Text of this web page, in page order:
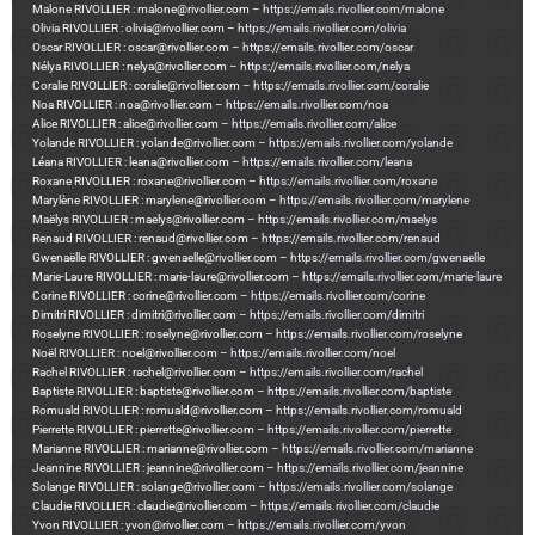
Malone RIVOLLIER : malone@rivollier.com – https://emails.rivollier.com/malone
Olivia RIVOLLIER : olivia@rivollier.com – https://emails.rivollier.com/olivia
Oscar RIVOLLIER : oscar@rivollier.com – https://emails.rivollier.com/oscar
Nélya RIVOLLIER : nelya@rivollier.com – https://emails.rivollier.com/nelya
Coralie RIVOLLIER : coralie@rivollier.com – https://emails.rivollier.com/coralie
Noa RIVOLLIER : noa@rivollier.com – https://emails.rivollier.com/noa
Alice RIVOLLIER : alice@rivollier.com – https://emails.rivollier.com/alice
Yolande RIVOLLIER : yolande@rivollier.com – https://emails.rivollier.com/yolande
Léana RIVOLLIER : leana@rivollier.com – https://emails.rivollier.com/leana
Roxane RIVOLLIER : roxane@rivollier.com – https://emails.rivollier.com/roxane
Marylène RIVOLLIER : marylene@rivollier.com – https://emails.rivollier.com/marylene
Maëlys RIVOLLIER : maelys@rivollier.com – https://emails.rivollier.com/maelys
Renaud RIVOLLIER : renaud@rivollier.com – https://emails.rivollier.com/renaud
Gwenaëlle RIVOLLIER : gwenaelle@rivollier.com – https://emails.rivollier.com/gwenaelle
Marie-Laure RIVOLLIER : marie-laure@rivollier.com – https://emails.rivollier.com/marie-laure
Corine RIVOLLIER : corine@rivollier.com – https://emails.rivollier.com/corine
Dimitri RIVOLLIER : dimitri@rivollier.com – https://emails.rivollier.com/dimitri
Roselyne RIVOLLIER : roselyne@rivollier.com – https://emails.rivollier.com/roselyne
Noël RIVOLLIER : noel@rivollier.com – https://emails.rivollier.com/noel
Rachel RIVOLLIER : rachel@rivollier.com – https://emails.rivollier.com/rachel
Baptiste RIVOLLIER : baptiste@rivollier.com – https://emails.rivollier.com/baptiste
Romuald RIVOLLIER : romuald@rivollier.com – https://emails.rivollier.com/romuald
Pierrette RIVOLLIER : pierrette@rivollier.com – https://emails.rivollier.com/pierrette
Marianne RIVOLLIER : marianne@rivollier.com – https://emails.rivollier.com/marianne
Jeannine RIVOLLIER : jeannine@rivollier.com – https://emails.rivollier.com/jeannine
Solange RIVOLLIER : solange@rivollier.com – https://emails.rivollier.com/solange
Claudie RIVOLLIER : claudie@rivollier.com – https://emails.rivollier.com/claudie
Yvon RIVOLLIER : yvon@rivollier.com – https://emails.rivollier.com/yvon